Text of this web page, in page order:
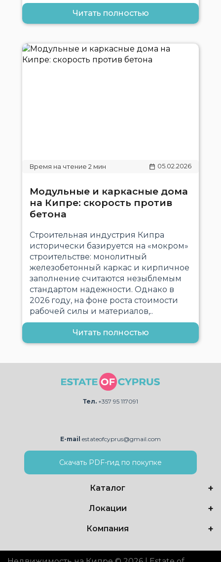
Читать полностью
05.02.2026
Модульные и каркасные дома
на Кипре: скорость против
бетона
Строительная индустрия Кипра
исторически базируется на «мокром»
строительстве: монолитный
железобетонный каркас и кирпичное
заполнение считаются незыблемым
стандартом надежности. Однако в
2026 году, на фоне роста стоимости
рабочей силы и материалов,..
Читать полностью
Тел. +357 95 117091
E-mail estateofcyprus@gmail.com
Скачать PDF-гид по покупке
Каталог
Локации
Компания